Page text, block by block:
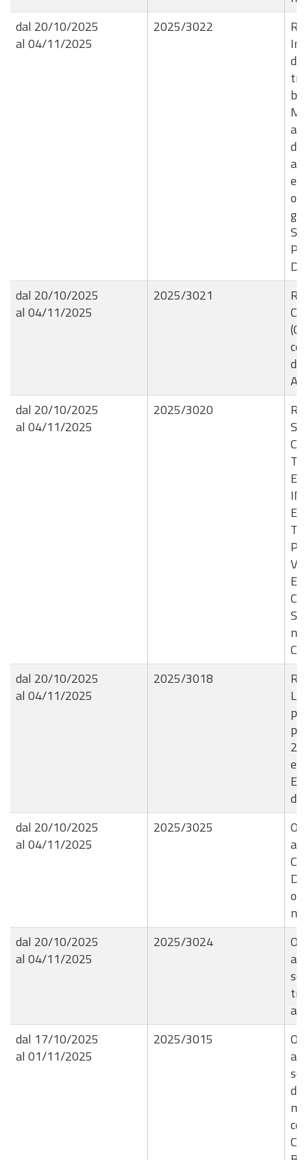
dal 20/10/2025
al 04/11/2025
2025/3022
di
a
e
dal 20/10/2025
al 04/11/2025
2025/3021
dal 20/10/2025
al 04/11/2025
2025/3020
E
n.
dal 20/10/2025
al 04/11/2025
2025/3018
di
dal 20/10/2025
al 04/11/2025
2025/3025
dal 20/10/2025
al 04/11/2025
2025/3024
a
dal 17/10/2025
al 01/11/2025
2025/3015
di